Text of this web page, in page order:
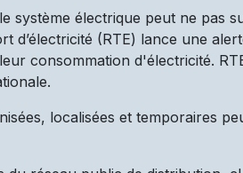
système électrique peut ne pas
d’électricité (RTE) lance une
consommation d'électricité.
localisées et temporaires